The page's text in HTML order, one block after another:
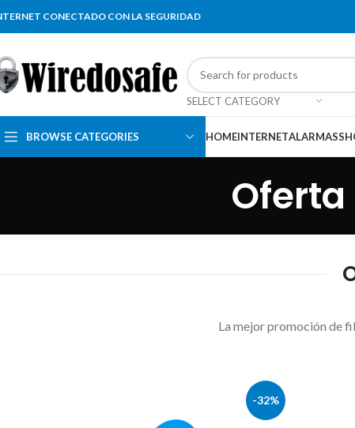
CONECTADO CON LA SEGURIDAD
SELECT CATEGORY
BROWSE CATEGORIES HOMEINTERNETALARMAS
La mejor promoción de
-32%